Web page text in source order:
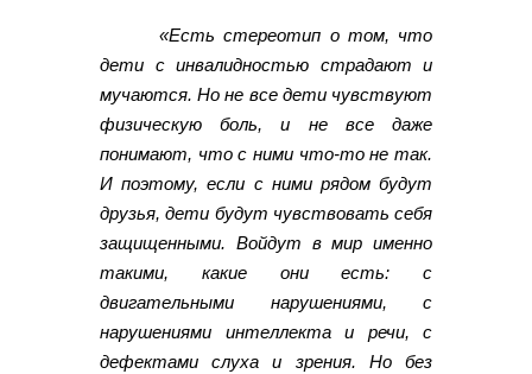
«Есть стереотип о том, что
дети с инвалидностью страдают и
мучаются. Но не все дети чувствуют
физическую боль, и не все даже
понимают, что с ними что-то не так.
И поэтому, если с ними рядом будут
друзья, дети будут чувствовать себя
защищенными. Войдут в мир именно
такими, какие они есть: с
двигательными нарушениями, с
нарушениями интеллекта и речи, с
дефектами слуха и зрения. Но без